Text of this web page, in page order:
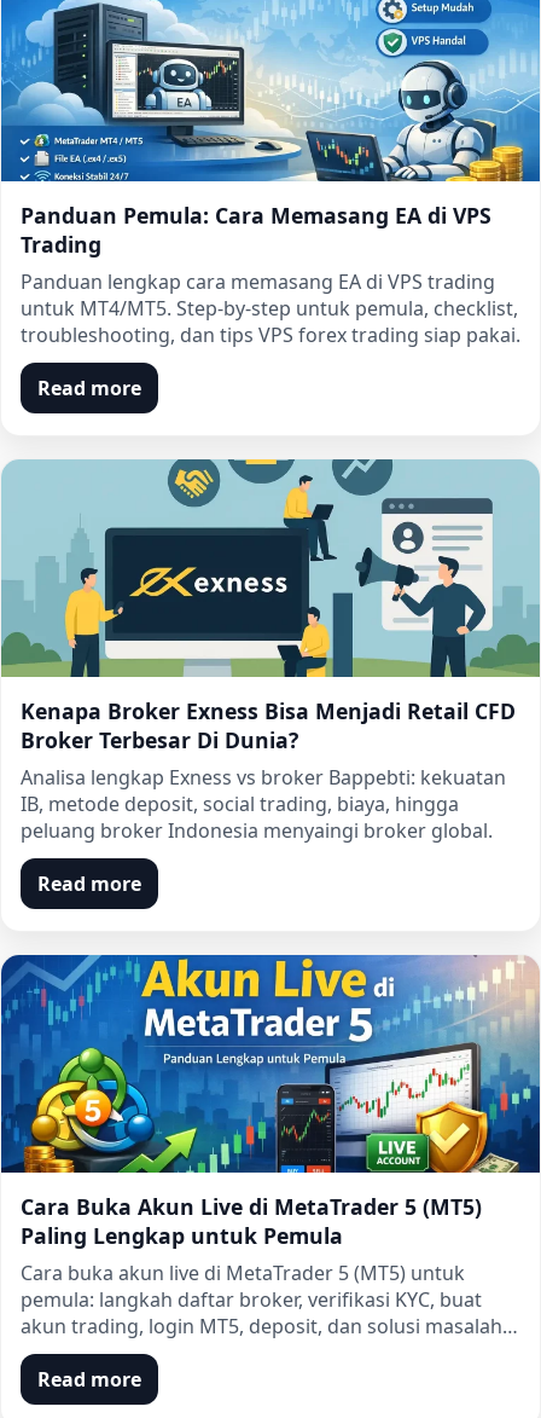
Panduan Pemula: Cara Memasang EA di VPS
Trading
Panduan lengkap cara memasang EA di VPS trading
untuk MT4/MT5. Step-by-step untuk pemula, checklist,
troubleshooting, dan tips VPS forex trading siap pakai.
Read more
Kenapa Broker Exness Bisa Menjadi Retail CFD
Broker Terbesar Di Dunia?
Analisa lengkap Exness vs broker Bappebti: kekuatan
IB, metode deposit, social trading, biaya, hingga
peluang broker Indonesia menyaingi broker global.
Read more
Cara Buka Akun Live di MetaTrader 5 (MT5)
Paling Lengkap untuk Pemula
Cara buka akun live di MetaTrader 5 (MT5) untuk
pemula: langkah daftar broker, verifikasi KYC, buat
akun trading, login MT5, deposit, dan solusi masalah…
Read more